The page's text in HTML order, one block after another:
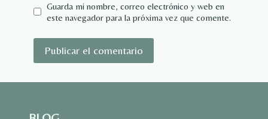
Guarda mi nombre, correo electrónico y web en
este navegador para la próxima vez que comente.